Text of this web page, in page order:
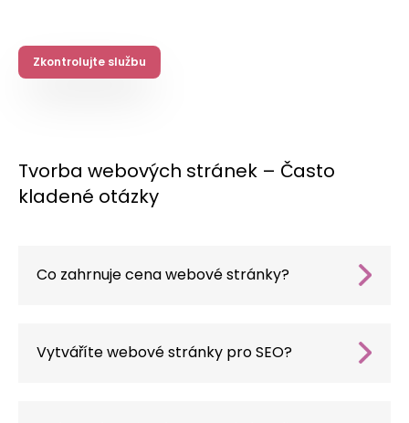
Zkontrolujte službu
Tvorba webových stránek – Často
kladené otázky
Co zahrnuje cena webové stránky?
kódování, přizpůsobení mobilním zařízením
(responzivita), SEO optimalizace, konfigurace
Vytváříte webové stránky pro SEO?
webových stránek. Od začátku navrhujeme